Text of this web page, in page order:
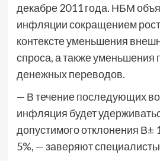
декабре 2011 года. НБМ
инфляции сокращением
контексте уменьшения
спроса, а также уменьшения
денежных переводов.
— В течение последующих
инфляция будет
допустимого отклонения В±
5%, — заверяют